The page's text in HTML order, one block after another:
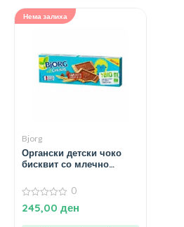
Нема залиха
Bjorg
Органски детски чоко
бисквит со млечно
0
од
0
245,00 ден